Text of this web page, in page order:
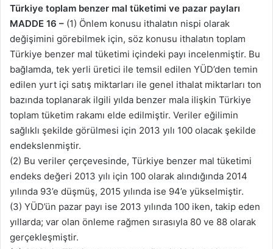
Türkiye toplam benzer mal tüketimi ve pazar payları
MADDE 16 – (1) Önlem konusu ithalatın nispi olarak
değişimini görebilmek için, söz konusu ithalatın toplam
Türkiye benzer mal tüketimi içindeki payı incelenmiştir. Bu
bağlamda, tek yerli üretici ile temsil edilen YÜD’den temin
edilen yurt içi satış miktarları ile genel ithalat miktarları ton
bazında toplanarak ilgili yılda benzer mala ilişkin Türkiye
toplam tüketim rakamı elde edilmiştir. Veriler eğilimin
sağlıklı şekilde görülmesi için 2013 yılı 100 olacak şekilde
endekslenmiştir.
(2) Bu veriler çerçevesinde, Türkiye benzer mal tüketimi
endeks değeri 2013 yılı için 100 olarak alındığında 2014
yılında 93’e düşmüş, 2015 yılında ise 94’e yükselmiştir.
(3) YÜD’ün pazar payı ise 2013 yılında 100 iken, takip eden
yıllarda; var olan önleme rağmen sırasıyla 80 ve 88 olarak
gerçekleşmiştir.